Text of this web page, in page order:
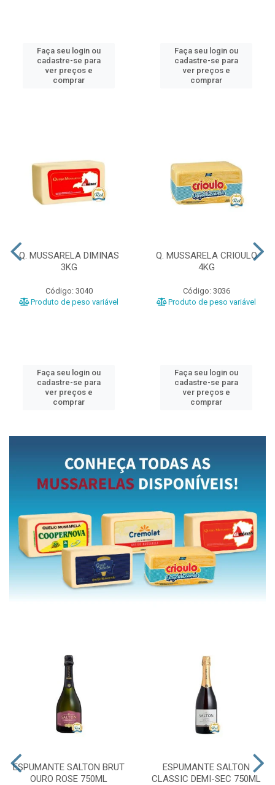
Faça seu login ou
cadastre-se para
ver preços e
comprar
Faça seu login ou
cadastre-se para
ver preços e
comprar
Q. MUSSARELA DIMINAS
3KG
Código: 3040
Produto de peso variável
Faça seu login ou
cadastre-se para
ver preços e
comprar
Q. MUSSARELA CRIOULO
4KG
Código: 3036
Produto de peso variável
Faça seu login ou
cadastre-se para
ver preços e
comprar
ESPUMANTE SALTON BRUT
OURO ROSE 750ML
ESPUMANTE SALTON
CLASSIC DEMI-SEC 750ML